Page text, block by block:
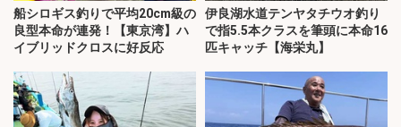
船シロギス釣りで平均20cm級の
良型本命が連発！【東京湾】ハ
イブリッドクロスに好反応
伊良湖水道テンヤタチウオ釣り
で指5.5本クラスを筆頭に本命16
匹キャッチ【海栄丸】